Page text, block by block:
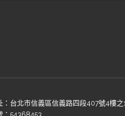
：台北市信義區信義路四段407號4樓之1